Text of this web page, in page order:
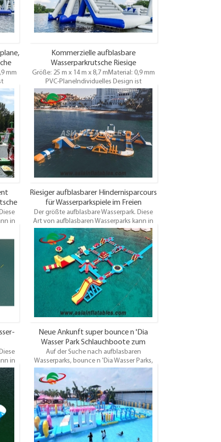
lieben.
mm
Kommerzielle aufblasbare
Wasserparkrutsche Riesige
schwimmende Wasserrutsche
Größe: 25 m x 14 m x 8,7 mMaterial: 0,9 mm
PVC-PlaneIndividuelles Design ist
willkommen
in
ist
Riesiger aufblasbarer Hindernisparcours
für Wasserparkspiele im Freien
Der größte aufblasbare Wasserpark. Diese
Art von aufblasbaren Wasserparks kann in
großen Schwimmbädern, Seen, Flüssen, in
Küstennähe und Ozean usw. OEM/ODM ist
willkommen. Beste Qualität,
Großhandelspreis, pünktliche Lieferung.
in
in
ist
Neue Ankunft super bounce n 'Dia
Wasser Park Schlauchboote zum
Verkauf
Auf der Suche nach aufblasbaren
Wasserparks, bounce n 'Dia Wasser Parks,
Super Bounce n' Dia Wasser Park
Schlauchboote. Wir bieten verschiedene
Arten von aufblasbaren Wasserparks für die
Wahl des Kunden. Bestes Design, Top-
Qaultiy, Großhandelspreis, 3 Jahre Garantie.